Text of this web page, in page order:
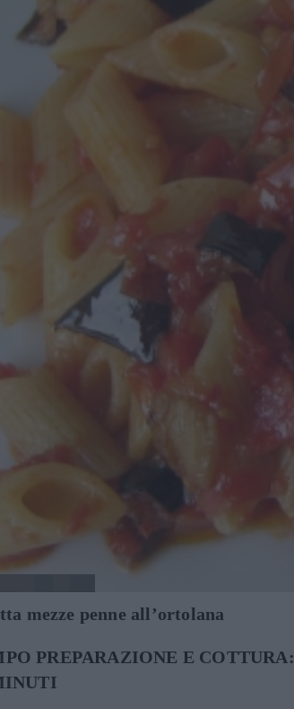
mezze penne all’ortolana
PREPARAZIONE E COTTURA: